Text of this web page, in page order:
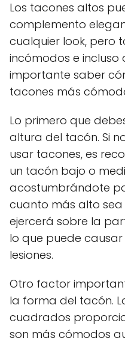
Los tacones altos
complemento
cualquier look, pero
incómodos e incluso
importante saber
tacones más
Lo primero que
altura del tacón. Si
usar tacones, es
un tacón bajo o
acostumbrándote
cuanto más alto sea
ejercerá sobre la
lo que puede causar
lesiones.
Otro factor
la forma del tacón.
cuadrados
son más cómodos